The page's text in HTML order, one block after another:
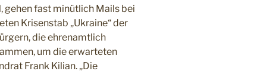
gehen fast minütlich Mails bei
Krisenstab „Ukraine“ der
die ehrenamtlich
um die erwarteten
Frank Kilian. „Die